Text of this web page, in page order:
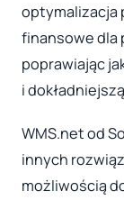
optymalizacja
finansowe dla
poprawiając
i
WMS.net od
innych
możliwością